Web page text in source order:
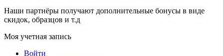
Наши партнёры получают дополнительные бонусы в виде
скидок, образцов и т.д
Моя учетная запись
Войти